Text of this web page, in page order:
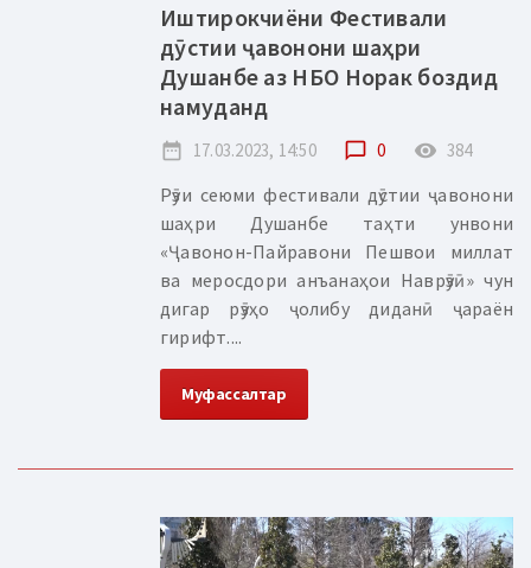
Иштирокчиёни Фестивали
дӯстии ҷавонони шаҳри
Душанбе аз НБО Норак боздид
намуданд
date_range 17.03.2023, 14:50 chat_bubble_outline 0 remove_red_eye 384
Рӯзи сеюми фестивали дӯстии ҷавонони
шаҳри Душанбе таҳти унвони
«Ҷавонон-Пайравони Пешвои миллат
ва меросдори анъанаҳои Наврӯзӣ» чун
дигар рӯзҳо ҷолибу диданӣ ҷараён
гирифт....
Муфассалтар